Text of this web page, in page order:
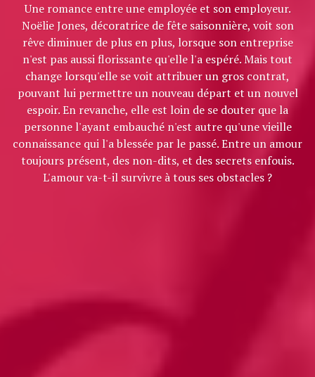
Une romance entre une employée et son employeur.
Noëlie Jones, décoratrice de fête saisonnière, voit son
rêve diminuer de plus en plus, lorsque son entreprise
n'est pas aussi florissante qu'elle l'a espéré. Mais tout
change lorsqu'elle se voit attribuer un gros contrat,
pouvant lui permettre un nouveau départ et un nouvel
espoir. En revanche, elle est loin de se douter que la
personne l'ayant embauché n'est autre qu'une vieille
connaissance qui l'a blessée par le passé. Entre un amour
toujours présent, des non-dits, et des secrets enfouis.
L'amour va-t-il survivre à tous ses obstacles ?